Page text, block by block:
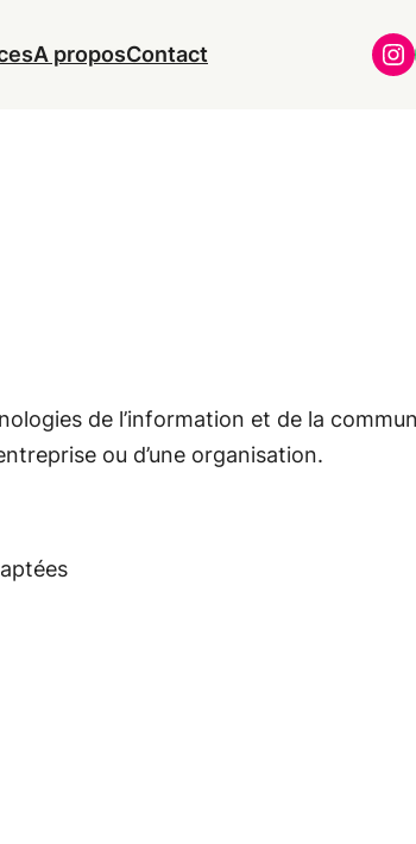
A proposContact
de l’information et de la
ou d’une organisation.